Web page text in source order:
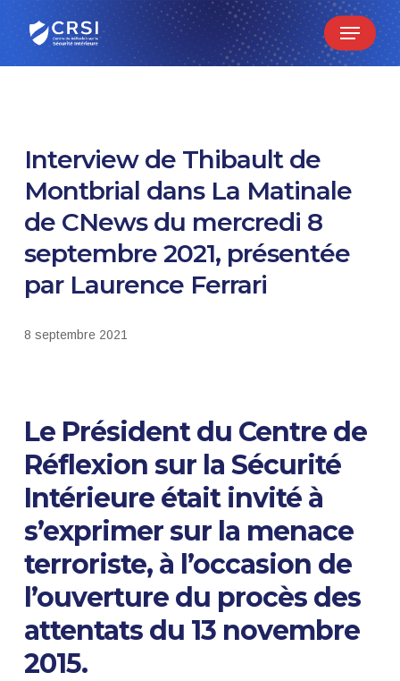
Skip
to
main
Menu
Interview de Thibault de
Montbrial dans La Matinale
de CNews du mercredi 8
septembre 2021, présentée
par Laurence Ferrari
8 septembre 2021
Le Président du Centre de
Réflexion sur la Sécurité
Intérieure était invité à
s’exprimer sur la menace
terroriste, à l’occasion de
l’ouverture du procès des
attentats du 13 novembre
2015.